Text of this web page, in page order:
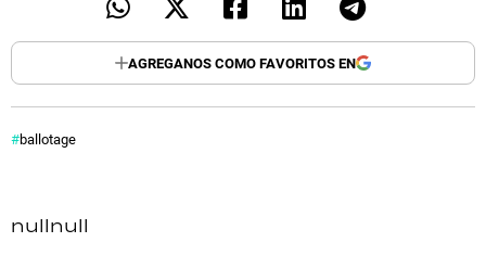
AGREGANOS COMO FAVORITOS EN
ballotage
nullnull